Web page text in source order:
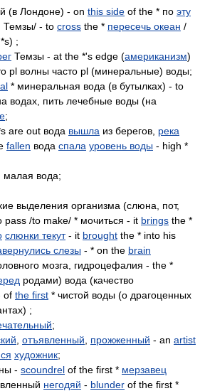
(в Лондоне) - on this side of the * по эту
Темзы/ - to cross the * пересечь океан /
;
Темзы - at the *'s edge (американизм)
pl волны часто pl (минеральные) воды;
* минеральная вода (в бутылках) - to
водах, пить лечебные воды (на
;
are out вода вышла из берегов, река
fallen вода спала уровень воды - high *
малая вода;
выделения организма (слюна, пот,
pass /to make/ * мочиться - it brings the *
слюнки текут- it brought the * into his
слезы - * on the brain
мозга, гидроцефалия - the *
родами) вода (качество
of the first * чистой воды (о драгоценных
;
;
отъявленный прожженный - an artist
художник;
- scoundrel of the first * мерзавец
негодяй - blunder of the first *